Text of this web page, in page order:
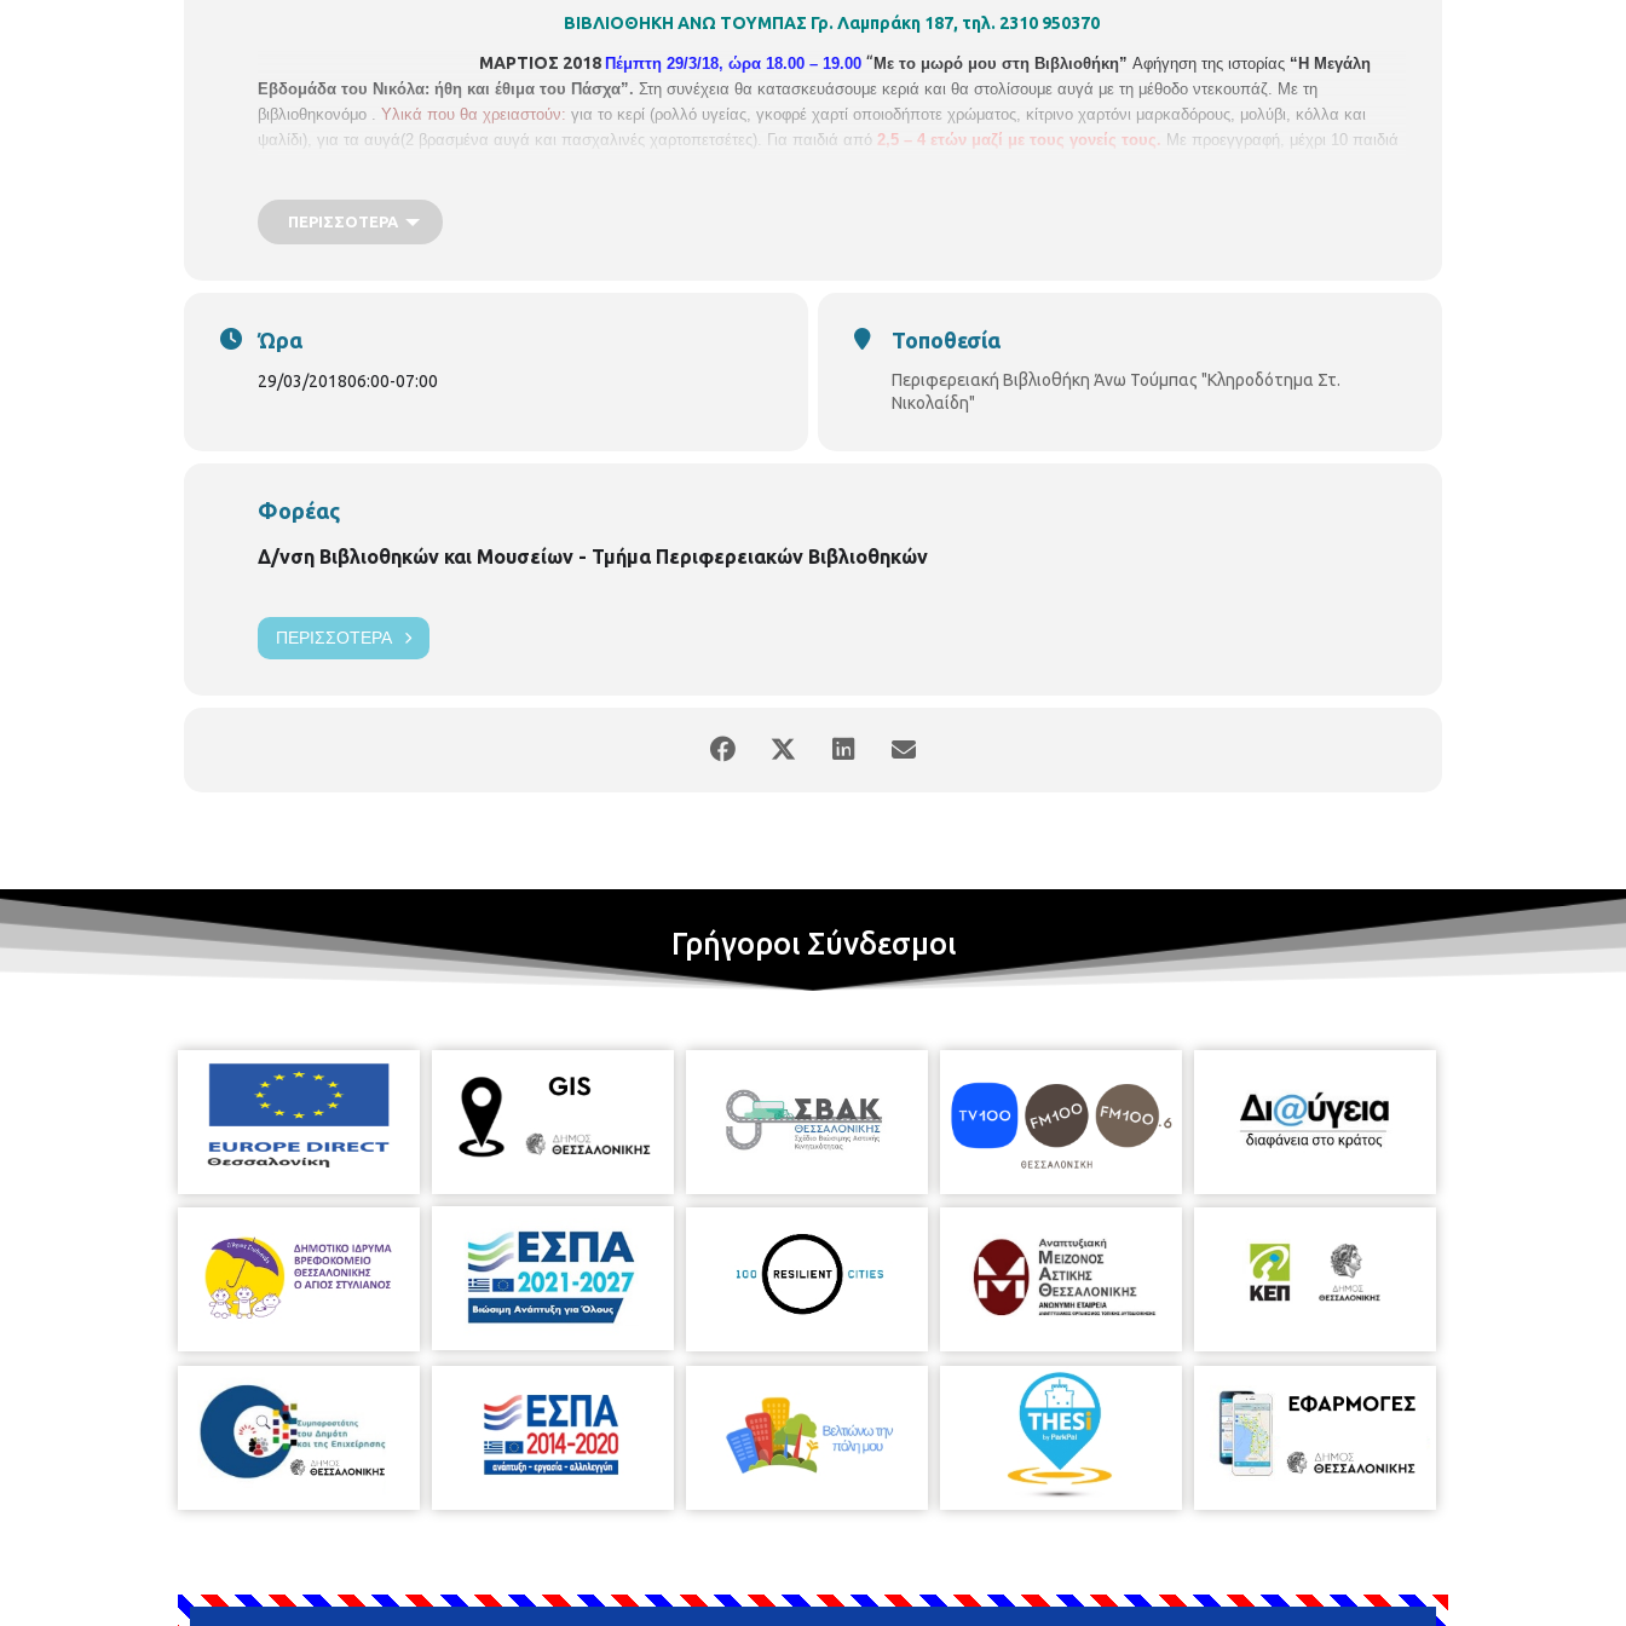
ΒΙΒΛΙΟΘΗΚΗ ΑΝΩ ΤΟΥΜΠΑΣ Γρ. Λαμπράκη 187, τηλ. 2310 950370
ΜΑΡΤΙΟΣ 2018 Πέμπτη 29/3/18, ώρα 18.00 – 19.00 “Με το μωρό μου στη Βιβλιοθήκη” Αφήγηση της ιστορίας “Η Μεγάλη
Εβδομάδα του Νικόλα: ήθη και έθιμα του Πάσχα”. Στη συνέχεια θα κατασκευάσουμε κεριά και θα στολίσουμε αυγά με τη μέθοδο ντεκουπάζ. Με τη
βιβλιοθηκονόμο . Υλικά που θα χρειαστούν: για το κερί (ρολλό υγείας, γκοφρέ χαρτί οποιοδήποτε χρώματος, κίτρινο χαρτόνι μαρκαδόρους, μολύβι, κόλλα και
ψαλίδι), για τα αυγά(2 βρασμένα αυγά και πασχαλινές χαρτοπετσέτες). Για παιδιά από 2,5 – 4 ετών μαζί με τους γονείς τους. Με προεγγραφή, μέχρι 10 παιδιά
ΠΕΡΙΣΣΌΤΕΡΑ
Ώρα
29/03/201806:00-07:00
Τοποθεσία
Περιφερειακή Βιβλιοθήκη Άνω Τούμπας "Κληροδότημα Στ.
Νικολαίδη"
Φορέας
Δ/νση Βιβλιοθηκών και Μουσείων - Τμήμα Περιφερειακών Βιβλιοθηκών
ΠΕΡΙΣΣΌΤΕΡΑ
Γρήγοροι Σύνδεσμοι